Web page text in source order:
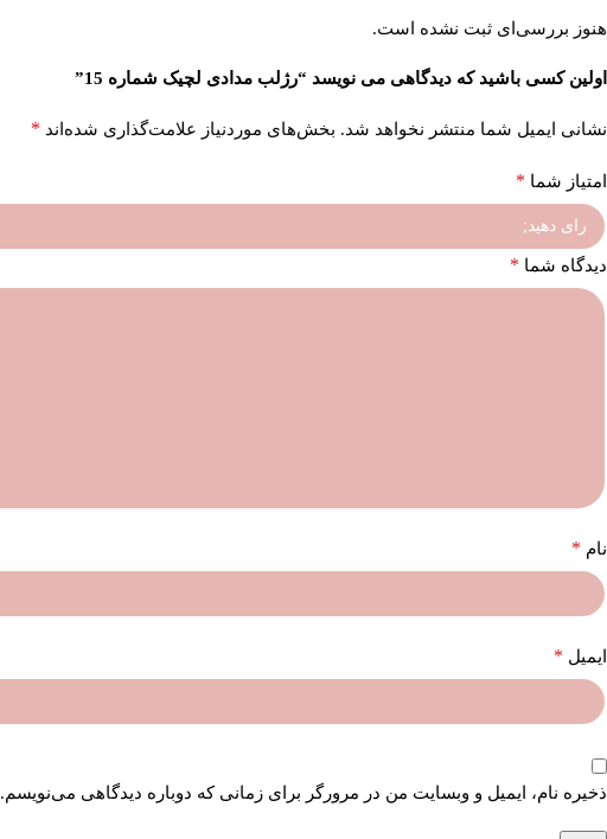
هنوز بررسی‌ای ثبت نشده است.
اولین کسی باشید که دیدگاهی می نویسد “رژلب مدادی لچیک شماره 15”
نشانی ایمیل شما منتشر نخواهد شد. بخش‌های موردنیاز علامت‌گذاری شده‌اند *
امتیاز شما *
دیدگاه شما *
نام *
ایمیل *
ذخیره نام، ایمیل و وبسایت من در مرورگر برای زمانی که دوباره دیدگاهی می‌نویسم.